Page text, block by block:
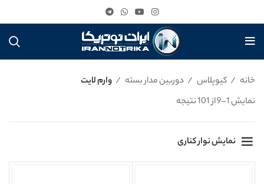
خانه کیوپلاس دوربین مدار بسته
وارم لایت
نمایش 1–9 از 101 نتیجه
نمایش نوار کناری